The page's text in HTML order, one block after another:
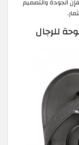
الجودة والتصميم
للرجال